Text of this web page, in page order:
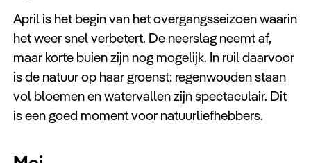
April is het begin van het overgangsseizoen waarin
het weer snel verbetert. De neerslag neemt af,
maar korte buien zijn nog mogelijk. In ruil daarvoor
is de natuur op haar groenst: regenwouden staan
vol bloemen en watervallen zijn spectaculair. Dit
is een goed moment voor natuurliefhebbers.